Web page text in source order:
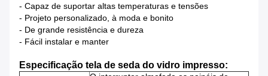
- Capaz de suportar altas temperaturas e tensões
- Projeto personalizado, à moda e bonito
- De grande resistência e dureza
- Fácil instalar e manter
Especificação tela de seda do vidro impresso: